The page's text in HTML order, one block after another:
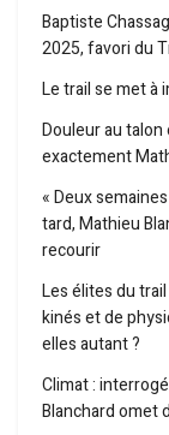
Baptiste
2025, favori du
Le trail se met à
Douleur au
exactement
« Deux
tard, Mathieu
recourir
Les élites du
kinés et de
elles autant ?
Climat :
Blanchard omet